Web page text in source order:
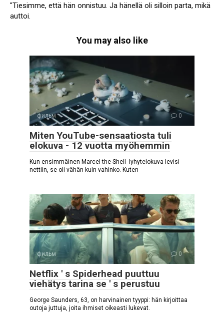
"Tiesimme, että hän onnistuu. Ja hänellä oli silloin parta, mikä
auttoi.
You may also like
фильм 0
Miten YouTube-sensaatiosta tuli
elokuva - 12 vuotta myöhemmin
Kun ensimmäinen Marcel the Shell -lyhytelokuva levisi
nettiin, se oli vähän kuin vahinko. Kuten
фильм 0
Netflix ' s Spiderhead puuttuu
viehätys tarina se ' s perustuu
George Saunders, 63, on harvinainen tyyppi: hän kirjoittaa
outoja juttuja, joita ihmiset oikeasti lukevat.